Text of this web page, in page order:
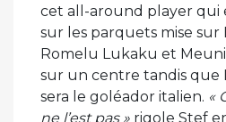
cet all-around player qui
sur les parquets mise sur
Romelu Lukaku et
sur un centre tandis que
sera le goléador italien. «
ne l’est pas » rigole Stef